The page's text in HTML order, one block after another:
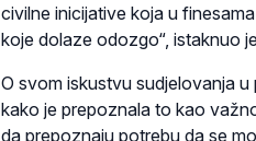
civilne inicijative koja u
koje dolaze odozgo“, istaknuo
O svom iskustvu sudjelovanja
kako je prepoznala to kao
da prepoznaju potrebu da se